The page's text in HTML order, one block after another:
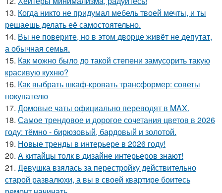
13. Когда никто не придумал мебель твоей мечты, и ты
решаешь делать её самостоятельно.
14. Вы не поверите, но в этом дворце живёт не депутат,
а обычная семья.
15. Как можно было до такой степени замусорить такую
красивую кухню?
16. Как выбрать шкаф-кровать трансформер: советы
покупателю
17. Домовые чаты официально переводят в MAX.
18. Самое трендовое и дорогое сочетания цветов в 2026
году: тёмно - бирюзовый, бардовый и золотой.
19. Новые тренды в интерьере в 2026 году!
20. А китайцы толк в дизайне интерьеров знают!
21. Девушка взялась за перестройку действительно
старой развалюхи, а вы в своей квартире боитесь